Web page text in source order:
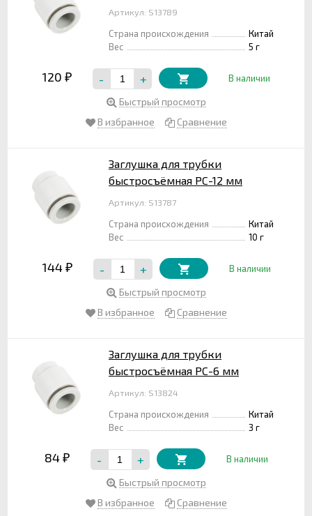
Артикул: S13789
Страна происхождения
Китай
Вес
5 г
120 ₽ - + В наличии
Быстрый просмотр
В избранное
Сравнение
Заглушка для трубки
быстросъёмная PС-12 мм
Артикул: S13787
Страна происхождения
Китай
Вес
10 г
144 ₽ - + В наличии
Быстрый просмотр
В избранное
Сравнение
Заглушка для трубки
быстросъёмная PС-6 мм
Артикул: S13824
Страна происхождения
Китай
Вес
3 г
84 ₽ - + В наличии
Быстрый просмотр
В избранное
Сравнение